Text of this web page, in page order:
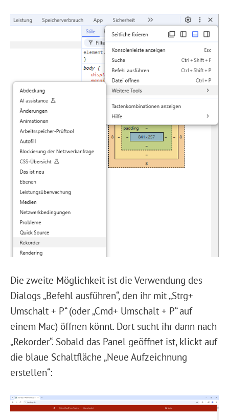
Die zweite Möglichkeit ist die Verwendung des
Dialogs „Befehl ausführen“, den ihr mit „Strg+
Umschalt + P“ (oder „Cmd+ Umschalt + P“ auf
einem Mac) öffnen könnt. Dort sucht ihr dann nach
„Rekorder“. Sobald das Panel geöffnet ist, klickt auf
die blaue Schaltfläche „Neue Aufzeichnung
erstellen“: